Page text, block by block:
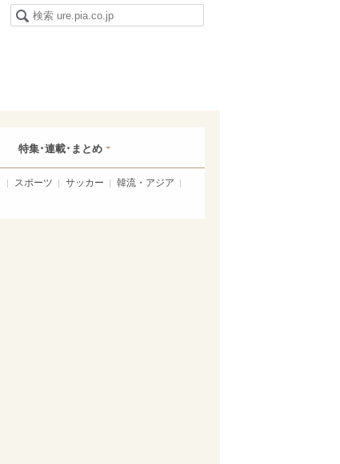
特集･連載･まとめ
スポーツ サッカー
韓流・アジア